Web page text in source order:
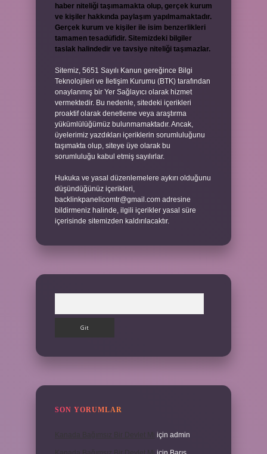
haber niteliği taşımamakta olup, gerçek kurum
ve kişiler hakkında paylaşım yapılmamaktadır.
Gerçek kurum ve kişiler ile isim benzerlikleri
tamamen tesadüfidir. Sitemizdeki bilgiler
taslak halindedir ve tavsiye niteliği taşımazlar.
Sitemiz, 5651 Sayılı Kanun gereğince Bilgi
Teknolojileri ve İletişim Kurumu (BTK) tarafından
onaylanmış bir Yer Sağlayıcı olarak hizmet
vermektedir. Bu nedenle, sitedeki içerikleri
proaktif olarak denetleme veya araştırma
yükümlülüğümüz bulunmamaktadır. Ancak,
üyelerimiz yazdıkları içeriklerin sorumluluğunu
taşımakta olup, siteye üye olarak bu
sorumluluğu kabul etmiş sayılırlar.
Hukuka ve yasal düzenlemelere aykırı olduğunu
düşündüğünüz içerikleri,
backlinkpanelicomtr@gmail.com adresine
bildirmeniz halinde, ilgili içerikler yasal süre
içerisinde sitemizden kaldırılacaktır.
SON YORUMLAR
için admin